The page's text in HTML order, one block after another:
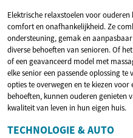
Elektrische relaxstoelen voor
comfort en onafhankelijkheid. Ze
ondersteuning, gemak en
diverse behoeften van senioren. Of
of een geavanceerd model met
elke senior een passende oplossing
opties te overwegen en te kiezen
behoeften, kunnen ouderen genieten
kwaliteit van leven in hun eigen huis.
TECHNOLOGIE & AUTO